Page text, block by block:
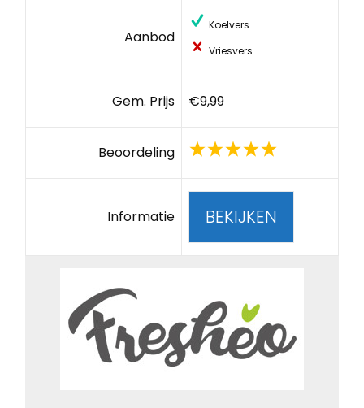
Aanbod
Koelvers
Vriesvers
Gem. Prijs €9,99
Beoordeling
Informatie BEKIJKEN